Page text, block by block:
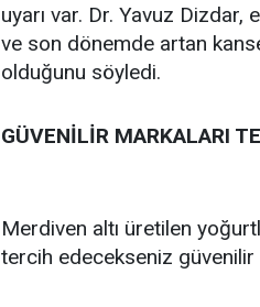
uyarı var. Dr. Yavuz Dizdar,
ve son dönemde artan
olduğunu söyledi.
GÜVENİLİR MARKALARI
Merdiven altı üretilen
tercih edecekseniz güvenilir